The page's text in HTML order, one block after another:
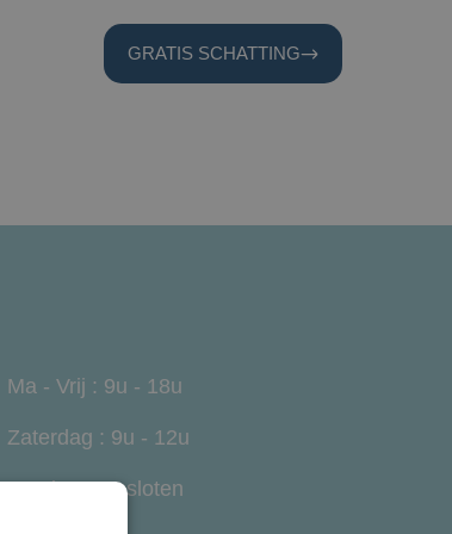
GRATIS SCHATTING
Ma - Vrij : 9u - 18u
Zaterdag : 9u - 12u
Zondag : Gesloten